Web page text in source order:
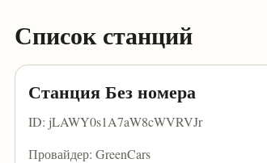
Список станций
Станция Без номера
ID: jLAWY0s1A7aW8cWVRVJr
Провайдер: GreenCars